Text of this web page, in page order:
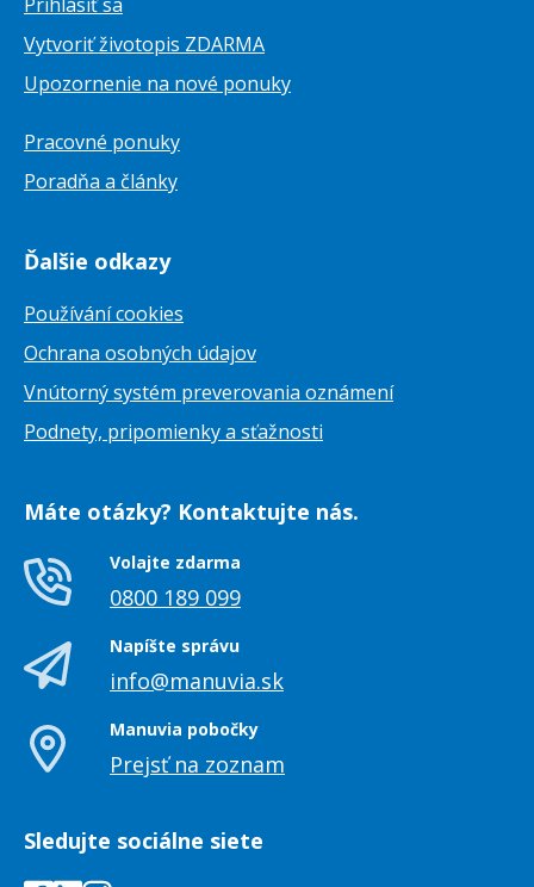
Vytvoriť životopis ZDARMA
Upozornenie na nové ponuky
Pracovné ponuky
Poradňa a články
Ďalšie odkazy
Používání cookies
Ochrana osobných údajov
Vnútorný systém preverovania oznámení
Podnety, pripomienky a sťažnosti
Máte otázky? Kontaktujte nás.
Volajte zdarma
0800 189 099
Napíšte správu
info@manuvia.sk
Manuvia pobočky
Prejsť na zoznam
Sledujte sociálne siete